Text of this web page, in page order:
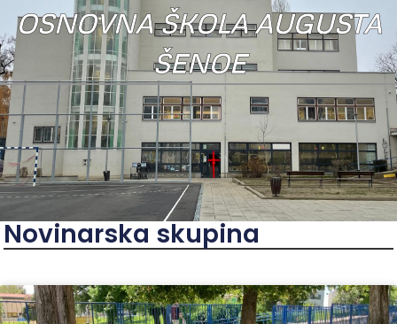
OSNOVNA ŠKOLA AUGUSTA
ŠENOE
Novinarska skupina